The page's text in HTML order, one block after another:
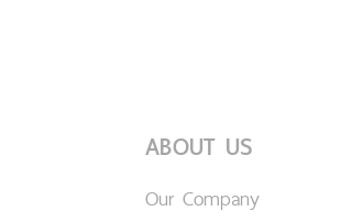
ABOUT US
Our Company